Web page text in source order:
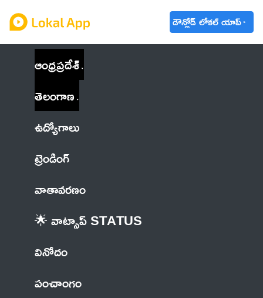
డౌన్లోడ్ లోకల్ యాప్
ఆంధ్రప్రదేశ్
తెలంగాణ
ఉద్యోగాలు
ట్రెండింగ్
వాతావరణం
🌟 వాట్సాప్ STATUS
వినోదం
పంచాంగం